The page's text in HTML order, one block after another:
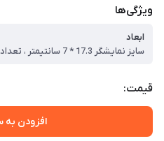
ویژگی‌ها
ابعاد
قیمت:
افزودن به